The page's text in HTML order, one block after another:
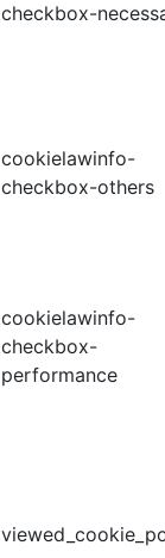
checkbox-
cookielawinfo-
checkbox-others
cookielawinfo-
checkbox-
performance